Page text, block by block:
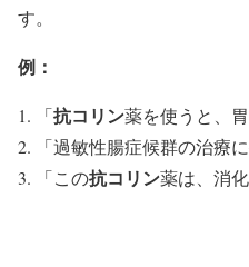
す。
例：
「抗コリン薬を使うと、
「過敏性腸症候群の治療に
「この抗コリン薬は、消